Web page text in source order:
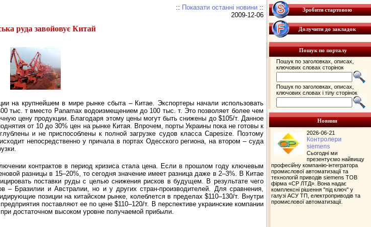
:: Показати останні новини ::
2009-12-06
руда завойовує Китай
на крупнейшем в мире рынке сбыта – Китае. Экспортеры начали использовать
тыс. т вместо Panamax водоизмещением до 100 тыс. т. Это позволяет более чем
цену продукции. Благодаря этому цены могут быть снижены до $105/т. Данное
от 10 до 30% цен на рынке Китая. Впрочем, порты Украины пока не готовы к
и не приспособлены к полной загрузке судов класса Capesize. Поэтому
непосредственно у причала в портах Одесского региона, на втором – суда
контрактов в период кризиса стала цена. Если в прошлом году ключевым
разницы в 15–20%, то сегодня значение имеет разница даже в 2–3%. В Китае
поставки руды с целью снижения рисков в будущем. В результате чего
– Бразилии и Австралии, но и у других стран-производителей. Для сравнения,
позиции на китайском рынке, колеблется в пределах $110–130/т. Внутри
поставляют ее по цене $110–120/т. В перспективе украинские компании
достаточном высоком уровне получаемой прибыли.
Зробити стартовою
Долучити до закладок
Пошук по порталу
Пошук по заголовках, описах,
ключових словах сторінок
Пошук по заголовках, описах,
ключових словах і тілу сторінок
Новини
2026-06-21
Контролери
siemens
Сьогодні ми
презентуємо найвищу
професійну компанію-інтегратора
промислової автоматизації та
технологій приводів siemens ТОВ
фірма «СР ЛТД». Вона надає
комплексні рішення "під ключ" у
галузі АСУ ТП, електроприводів та
промислової автоматизації.